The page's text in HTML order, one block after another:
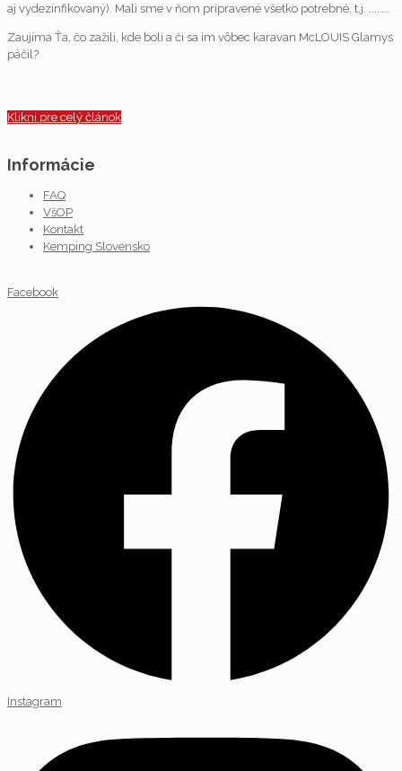
aj vydezinfikovaný). Mali sme v ňom pripravené všetko potrebné, t.j. ........
Zaujíma Ťa, čo zažili, kde boli a či sa im vôbec karavan McLOUIS Glamys
páčil?
Klikni pre celý článok
Informácie
FAQ
VšOP
Kontakt
Kemping Slovensko
Facebook
Instagram